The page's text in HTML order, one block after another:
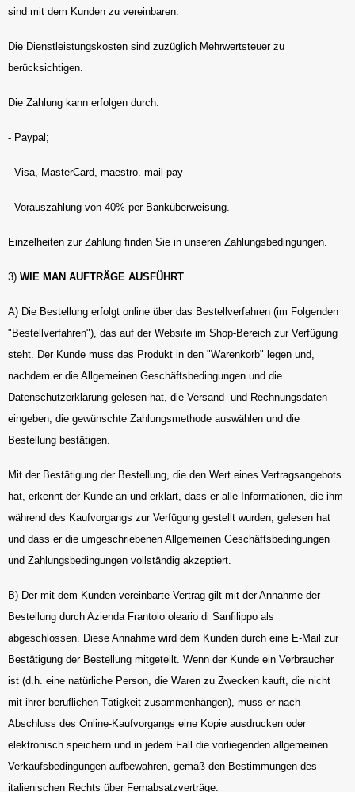
sind mit dem Kunden zu vereinbaren.
Die Dienstleistungskosten sind zuzüglich Mehrwertsteuer zu
berücksichtigen.
Die Zahlung kann erfolgen durch:
- Paypal;
- Visa, MasterCard, maestro. mail pay
- Vorauszahlung von 40% per Banküberweisung.
Einzelheiten zur Zahlung finden Sie in unseren Zahlungsbedingungen.
3) WIE MAN AUFTRÄGE AUSFÜHRT
A) Die Bestellung erfolgt online über das Bestellverfahren (im Folgenden
"Bestellverfahren"), das auf der Website im Shop-Bereich zur Verfügung
steht. Der Kunde muss das Produkt in den "Warenkorb" legen und,
nachdem er die Allgemeinen Geschäftsbedingungen und die
Datenschutzerklärung gelesen hat, die Versand- und Rechnungsdaten
eingeben, die gewünschte Zahlungsmethode auswählen und die
Bestellung bestätigen.
Mit der Bestätigung der Bestellung, die den Wert eines Vertragsangebots
hat, erkennt der Kunde an und erklärt, dass er alle Informationen, die ihm
während des Kaufvorgangs zur Verfügung gestellt wurden, gelesen hat
und dass er die umgeschriebenen Allgemeinen Geschäftsbedingungen
und Zahlungsbedingungen vollständig akzeptiert.
B) Der mit dem Kunden vereinbarte Vertrag gilt mit der Annahme der
Bestellung durch Azienda Frantoio oleario di Sanfilippo als
abgeschlossen. Diese Annahme wird dem Kunden durch eine E-Mail zur
Bestätigung der Bestellung mitgeteilt. Wenn der Kunde ein Verbraucher
ist (d.h. eine natürliche Person, die Waren zu Zwecken kauft, die nicht
mit ihrer beruflichen Tätigkeit zusammenhängen), muss er nach
Abschluss des Online-Kaufvorgangs eine Kopie ausdrucken oder
elektronisch speichern und in jedem Fall die vorliegenden allgemeinen
Verkaufsbedingungen aufbewahren, gemäß den Bestimmungen des
italienischen Rechts über Fernabsatzverträge.